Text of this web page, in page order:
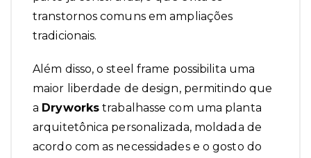
transtornos comuns em ampliações
tradicionais.
Além disso, o steel frame possibilita uma
maior liberdade de design, permitindo que
a Dryworks trabalhasse com uma planta
arquitetônica personalizada, moldada de
acordo com as necessidades e o gosto do